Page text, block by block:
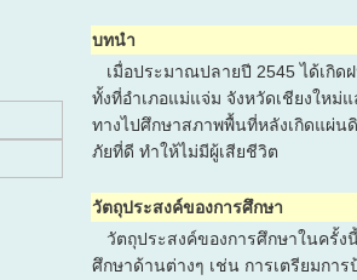
บทนำ
เมื่อประมาณปลายปี 2545 ได้เกิด
ทั้งที่อำเภอแม่แจ่ม จังหวัดเชียงใหม่
ทางไปศึกษาสภาพพื้นที่หลังเกิดแผ่น
ภัยที่ดี ทำให้ไม่มีผู้เสียชีวิต
วัตถุประสงค์ของการศึกษา
วัตถุประสงค์ของการศึกษาในครั้ง
ศึกษาด้านต่างๆ เช่น การเตรียมกา